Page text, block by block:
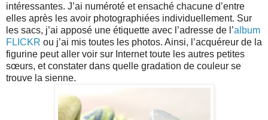
intéressantes. J’ai numéroté et ensaché chacune d’entre
elles après les avoir photographiées individuellement. Sur
les sacs, j’ai apposé une étiquette avec l’adresse de l’album
FLICKR ou j’ai mis toutes les photos. Ainsi, l’acquéreur de la
figurine peut aller voir sur Internet toute les autres petites
sœurs, et constater dans quelle gradation de couleur se
trouve la sienne.